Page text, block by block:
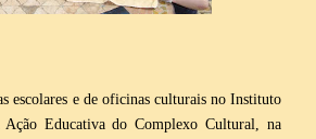
escolares e de oficinas culturais no Instituto
Ação Educativa do Complexo Cultural, na